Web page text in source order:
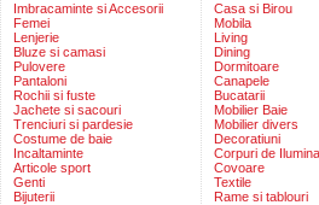
Imbracaminte si Accesorii
Femei
Lenjerie
Bluze si camasi
Pulovere
Pantaloni
Rochii si fuste
Jachete si sacouri
Trenciuri si pardesie
Costume de baie
Incaltaminte
Articole sport
Genti
Bijuterii
Casa si Birou
Mobila
Living
Dining
Dormitoare
Canapele
Bucatarii
Mobilier Baie
Mobilier divers
Decoratiuni
Corpuri de
Covoare
Textile
Rame si tablouri